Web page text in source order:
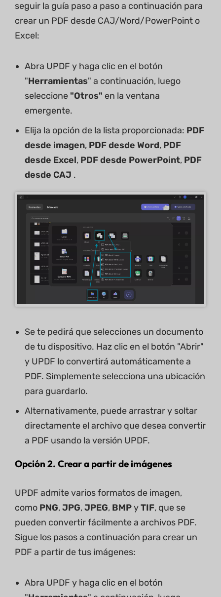
seguir la guía paso a paso a continuación para
crear un PDF desde CAJ/Word/PowerPoint o
Excel:
Abra UPDF y haga clic en el botón
"Herramientas" a continuación, luego
seleccione "Otros" en la ventana
emergente.
Elija la opción de la lista proporcionada: PDF
desde imagen, PDF desde Word, PDF
desde Excel, PDF desde PowerPoint, PDF
desde CAJ .
Se te pedirá que selecciones un documento
de tu dispositivo. Haz clic en el botón "Abrir"
y UPDF lo convertirá automáticamente a
PDF. Simplemente selecciona una ubicación
para guardarlo.
Alternativamente, puede arrastrar y soltar
directamente el archivo que desea convertir
a PDF usando la versión UPDF.
Opción 2. Crear a partir de imágenes
UPDF admite varios formatos de imagen,
como PNG,JPG,JPEG, BMPyTIF, que se
pueden convertir fácilmente a archivos PDF.
Sigue los pasos a continuación para crear un
PDF a partir de tus imágenes:
Abra UPDF y haga clic en el botón